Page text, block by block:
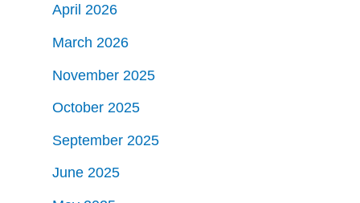
April 2026
March 2026
November 2025
October 2025
September 2025
June 2025